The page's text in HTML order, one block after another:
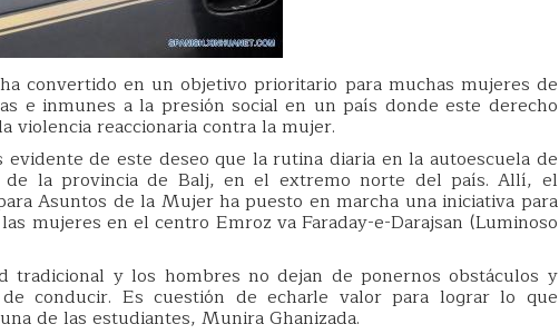
convertido en un objetivo prioritario para muchas mujeres de
e inmunes a la presión social en un país donde este derecho
violencia reaccionaria contra la mujer.
evidente de este deseo que la rutina diaria en la autoescuela de
de la provincia de Balj, en el extremo norte del país. Allí, el
Asuntos de la Mujer ha puesto en marcha una iniciativa para
mujeres en el centro Emroz va Faraday-e-Darajsan (Luminoso
tradicional y los hombres no dejan de ponernos obstáculos y
conducir. Es cuestión de echarle valor para lograr lo que
de las estudiantes, Munira Ghanizada.